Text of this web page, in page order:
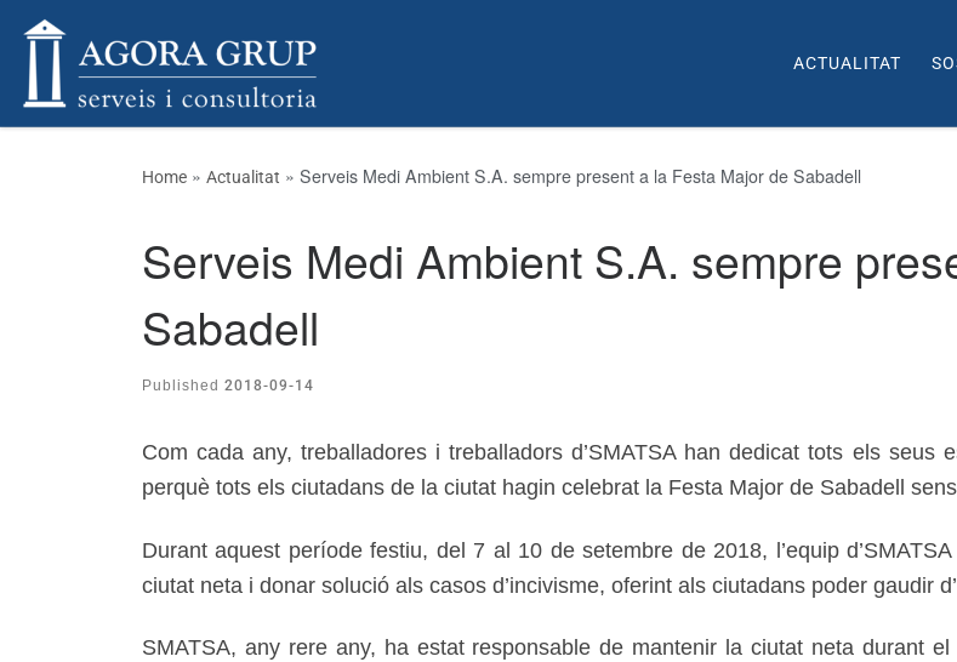
Skip to content
ACTUALITAT
Home » Actualitat » Serveis Medi Ambient S.A. sempre present a la Festa Major de Sabadell
Serveis Medi Ambient S.A. sempre
Sabadell
Published 2018-09-14
Com cada any, treballadores i treballadors d’SMATSA han dedicat tots els seus
perquè tots els ciutadans de la ciutat hagin celebrat la Festa Major de Sabadell
Durant aquest període festiu, del 7 al 10 de setembre de 2018, l’equip
ciutat neta i donar solució als casos d’incivisme, oferint als ciutadans poder gaudir
SMATSA, any rere any, ha estat responsable de mantenir la ciutat neta durant